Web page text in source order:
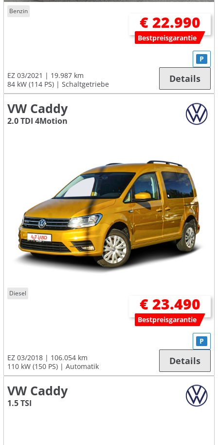
Benzin
€ 22.990
Bestpreisgarantie
EZ 03/2021
19.987 km
84 kW (114 PS)
Schaltgetriebe
P
Details
VW Caddy
2.0 TDI 4Motion
Diesel
€ 23.490
Bestpreisgarantie
EZ 03/2018
106.054 km
110 kW (150 PS)
Automatik
P
Details
VW Caddy
1.5 TSI